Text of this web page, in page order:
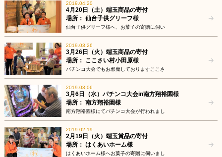
2019.04.20
4月20日（土）端玉商品の寄付
場所： 仙台子供グリーフ様
仙台子供グリーフ様へ、お菓子の寄贈に伺い
2019.03.26
3月26日（火）端玉商品の寄付
場所： ここさい村小田原様
パチンコ大会でもお邪魔しておりますここさ
2019.03.06
3月6日（水）パチンコ大会in南方翔裕園様
場所： 南方翔裕園様
南方翔裕園様にてパチンコ大会が行われまし
2019.02.19
2月19日（火）端玉賞品の寄付
場所： はくあいホーム様
はくあいホーム様へお菓子の寄贈に伺いまし